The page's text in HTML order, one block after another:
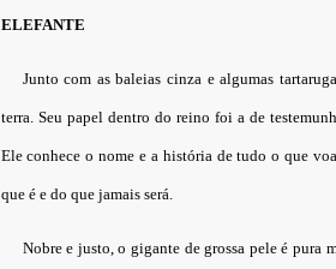
ELEFANTE
Junto com as baleias cinza e algumas
terra. Seu papel dentro do reino foi a de
Ele conhece o nome e a história de tudo o que
que é e do que jamais será.
Nobre e justo, o gigante de grossa pele é pura